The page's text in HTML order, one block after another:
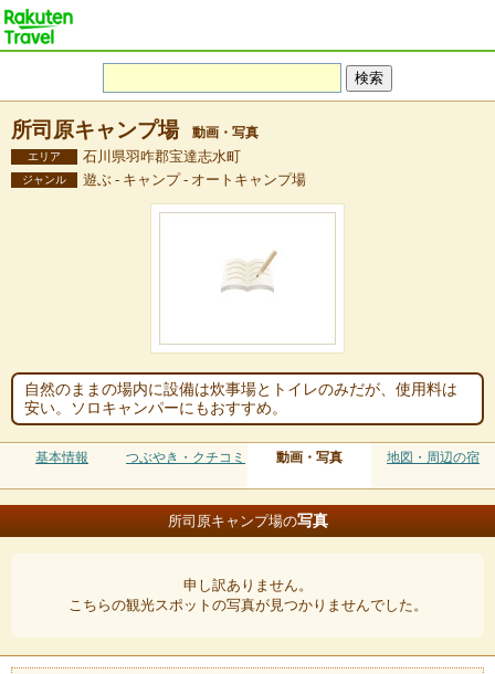
所司原キャンプ場 動画・写真
エリア 石川県羽咋郡宝達志水町
ジャンル 遊ぶ - キャンプ - オートキャンプ場
自然のままの場内に設備は炊事場とトイレのみだが、使用料は
安い。ソロキャンパーにもおすすめ。
基本情報 つぶやき・クチコミ 動画・写真 地図・周辺の宿
所司原キャンプ場の写真
申し訳ありません。
こちらの観光スポットの写真が見つかりませんでした。